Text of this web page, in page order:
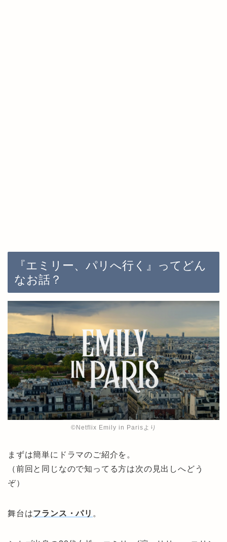
『エミリー、パリへ行く』ってどん
なお話？
©︎Netflix Emily in Parisより
まずは簡単にドラマのご紹介を。
（前回と同じなので知ってる方は次の見出しへどう
ぞ）
舞台はフランス・パリ 。